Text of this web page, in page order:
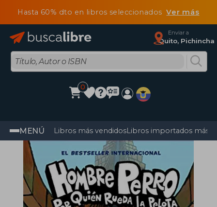
Hasta 60% dto en libros seleccionadosVer más
Enviar a
Quito, Pichincha
0
MENÚ Libros más vendidosLibros importados más